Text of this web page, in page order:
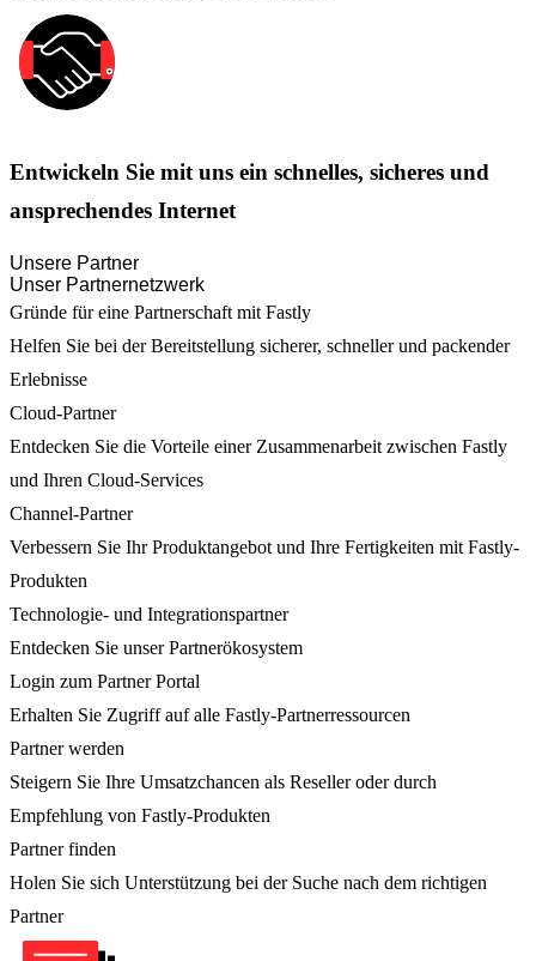
Entwickeln Sie mit uns ein schnelles, sicheres und
ansprechendes Internet
Unsere Partner
Unser Partnernetzwerk
Gründe für eine Partnerschaft mit Fastly
Helfen Sie bei der Bereitstellung sicherer, schneller und packender
Erlebnisse
Cloud-Partner
Entdecken Sie die Vorteile einer Zusammenarbeit zwischen Fastly
und Ihren Cloud-Services
Channel-Partner
Verbessern Sie Ihr Produktangebot und Ihre Fertigkeiten mit Fastly-
Produkten
Technologie- und Integrationspartner
Entdecken Sie unser Partnerökosystem
Login zum Partner Portal
Erhalten Sie Zugriff auf alle Fastly-Partnerressourcen
Partner werden
Steigern Sie Ihre Umsatzchancen als Reseller oder durch
Empfehlung von Fastly-Produkten
Partner finden
Holen Sie sich Unterstützung bei der Suche nach dem richtigen
Partner